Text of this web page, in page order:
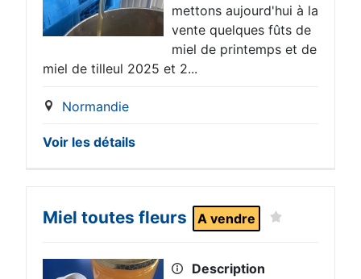
mettons aujourd'hui à la
vente quelques fûts de
miel de printemps et de
miel de tilleul 2025 et 2...
Normandie
Voir les détails
Miel toutes fleurs A vendre
Description